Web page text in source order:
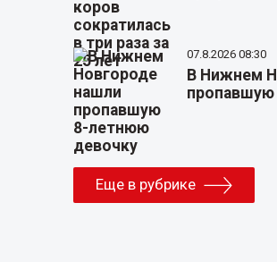
07.8.2026 08:30
В Нижнем
Еще в рубрике